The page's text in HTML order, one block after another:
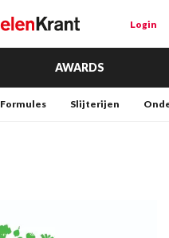
Login
AWARDS
Formules Slijterijen